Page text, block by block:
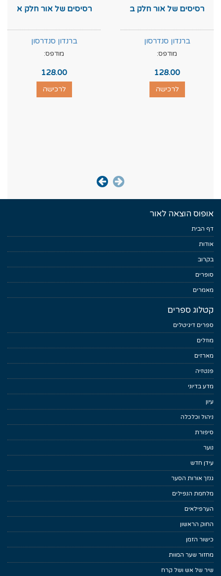
רסיסים של אור חלק ב
ברנדון סנדרסון
מודפס:
128.00
לרכישה
רסיסים של אור חלק א
ברנדון סנדרסון
מודפס:
128.00
לרכישה
אופוס הוצאה לאור
דף הבית
אודות
בקרוב
סופרים
מאמרים
קטלוג ספרים
ספרים דיגיטלים
מוזלים
מארזים
פנטזיה
מדע בדיוני
עיון
ניהול וכלכלה
סיפורת
נוער
עידן חדש
גנזך אורות הסער
מלחמת הנפילים
הערפילאים
החוק הראשון
כישור הזמן
מחזור שער המוות
שיר של אש ושל קרח